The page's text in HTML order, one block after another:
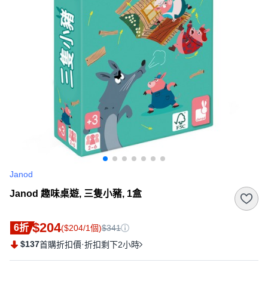
Janod
Janod 趣味桌遊, 三隻小豬, 1盒
6折 $204($204/1個)$341
$137首購折扣價·折扣剩下2小時